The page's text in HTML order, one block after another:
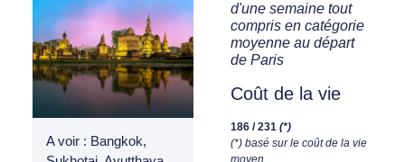
A voir : Bangkok,
d'une semaine tout
compris en catégorie
moyenne au départ
de Paris
Coût de la vie
186 / 231 (*)
(*) basé sur le coût de la vie
moyen